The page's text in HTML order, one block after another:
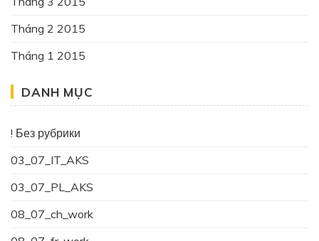
Tháng 2 2015
Tháng 1 2015
DANH MỤC
! Без рубрики
03_07_IT_AKS
03_07_PL_AKS
08_07_ch_work